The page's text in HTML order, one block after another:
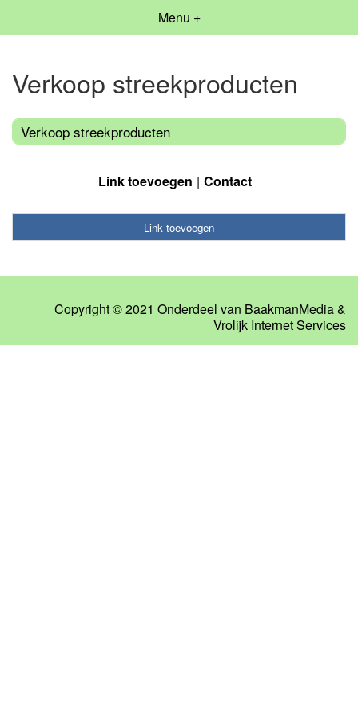
Menu +
Verkoop streekproducten
Verkoop streekproducten
Link toevoegen Contact
Link toevoegen
Copyright © 2021 Onderdeel van BaakmanMedia&
Vrolijk Internet Services